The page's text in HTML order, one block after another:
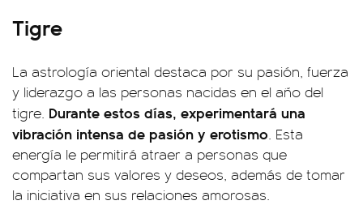
Tigre
La astrología oriental destaca por su pasión, fuerza
y liderazgo a las personas nacidas en el año del
tigre. Durante estos días, experimentará una
vibración intensa de pasión y erotismo. Esta
energía le permitirá atraer a personas que
compartan sus valores y deseos, además de tomar
la iniciativa en sus relaciones amorosas.